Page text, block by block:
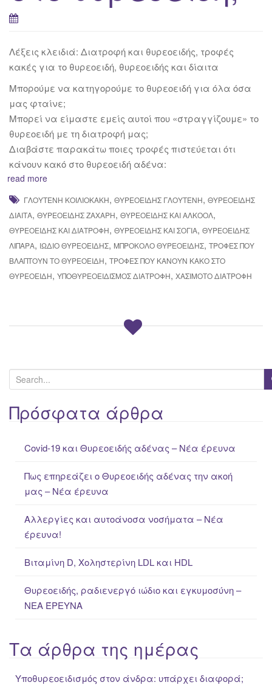
Λέξεις κλειδιά: Διατροφή και θυρεοειδής, τροφές
κακές για το θυρεοειδή, θυρεοειδής και δίαιτα
Μπορούμε να κατηγορούμε το θυρεοειδή για όλα όσα
μας φταίνε;
Μπορεί να είμαστε εμείς αυτοί που «στραγγίζουμε» το
θυρεοειδή με τη διατροφή μας;
Διαβάστε παρακάτω ποιες τροφές πιστεύεται ότι
κάνουν κακό στο θυρεοειδή αδένα:
read more
ΓΛΟΥΤΈΝΗ ΚΟΙΛΙΟΚΆΚΗ, ΘΥΡΕΟΕΙΔΉΣ ΓΛΟΥΤΈΝΗ, ΘΥΡΕΟΕΙΔΉΣ
ΔΊΑΙΤΑ, ΘΥΡΕΟΕΙΔΉΣ ΖΆΧΑΡΗ, ΘΥΡΕΟΕΙΔΉΣ ΚΑΙ ΑΛΚΟΌΛ,
ΘΥΡΕΟΕΙΔΉΣ ΚΑΙ ΔΙΑΤΡΟΦΉ, ΘΥΡΕΟΕΙΔΉΣ ΚΑΙ ΣΌΓΙΑ, ΘΥΡΕΟΕΙΔΉΣ
ΛΙΠΑΡΆ, ΙΏΔΙΟ ΘΥΡΕΟΕΙΔΉΣ, ΜΠΡΌΚΟΛΟ ΘΥΡΕΟΕΙΔΉΣ, ΤΡΟΦΈΣ ΠΟΥ
ΒΛΆΠΤΟΥΝ ΤΟ ΘΥΡΕΟΕΙΔΉ, ΤΡΟΦΈΣ ΠΟΥ ΚΆΝΟΥΝ ΚΑΚΌ ΣΤΟ
ΘΥΡΕΟΕΙΔΉ, ΥΠΟΘΥΡΕΟΕΙΔΙΣΜΌΣ ΔΙΑΤΡΟΦΉ, ΧΑΣΙΜΌΤΟ ΔΙΑΤΡΟΦΉ
e
a
rΠρόσφατα άρθρα
Covid-19 και Θυρεοειδής αδένας – Νέα έρευνα
Πως επηρεάζει ο Θυρεοειδής αδένας την ακοή
μας – Νέα έρευνα
Αλλεργίες και αυτοάνοσα νοσήματα – Νέα
έρευνα!
Βιταμίνη D, Χοληστερίνη LDL και HDL
Θυρεοειδής, ραδιενεργό ιώδιο και εγκυμοσύνη –
ΝΕΑ ΈΡΕΥΝΑ
Τα άρθρα της ημέρας
Υποθυρεοειδισμός στον άνδρα: υπάρχει διαφορά;